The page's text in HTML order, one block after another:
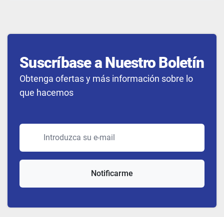
Suscríbase a Nuestro Boletín
Obtenga ofertas y más información sobre lo
que hacemos
Notificarme